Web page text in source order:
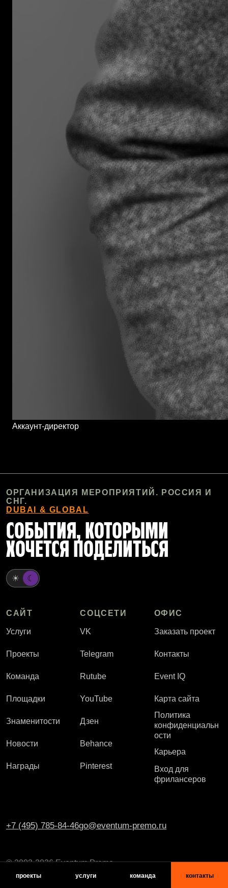
Аккаунт-директор
ОРГАНИЗАЦИЯ МЕРОПРИЯТИЙ. РОССИЯ И
СНГ.
DUBAI & GLOBAL
СОБЫТИЯ, КОТОРЫМИ
ХОЧЕТСЯ ПОДЕЛИТЬСЯ
☀ ☾
САЙТ
Услуги
Проекты
Команда
Площадки
Знаменитости
Новости
Награды
СОЦСЕТИ
VK
Telegram
Rutube
YouTube
Дзен
Behance
Pinterest
ОФИС
Заказать проект
Контакты
Event IQ
Карта сайта
Политика
конфиденциальн
ости
Карьера
Вход для
фрилансеров
+7 (495) 785-84-46go@eventum-premo.ru
© 2003-2026 Eventum Premo
проекты услуги команда контакты